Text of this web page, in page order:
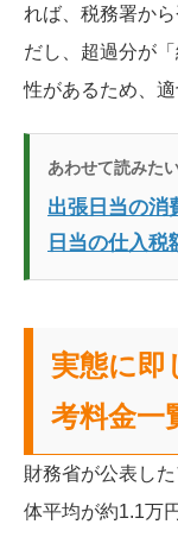
れば、税務署か
だし、超過分が
性があるため、
あわせて読みた
出張日当の消
日当の仕入
実態に即
考料金一
財務省が公表し
体平均が約1.1万